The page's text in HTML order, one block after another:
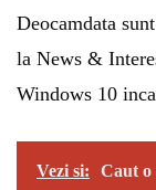
Deocamdata
la News &
Windows 10
Vezi si:
Caut o